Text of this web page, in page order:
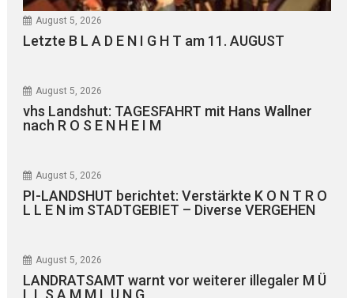
August 5, 2026
Letzte B L A D E N I G H T am 11. AUGUST
August 5, 2026
vhs Landshut: TAGESFAHRT mit Hans Wallner
nach R O S E N H E I M
August 5, 2026
PI-LANDSHUT berichtet: Verstärkte K O N T R O
L L E N im STADTGEBIET – Diverse VERGEHEN
August 5, 2026
LANDRATSAMT warnt vor weiterer illegaler M Ü
L L S A M M L U N G